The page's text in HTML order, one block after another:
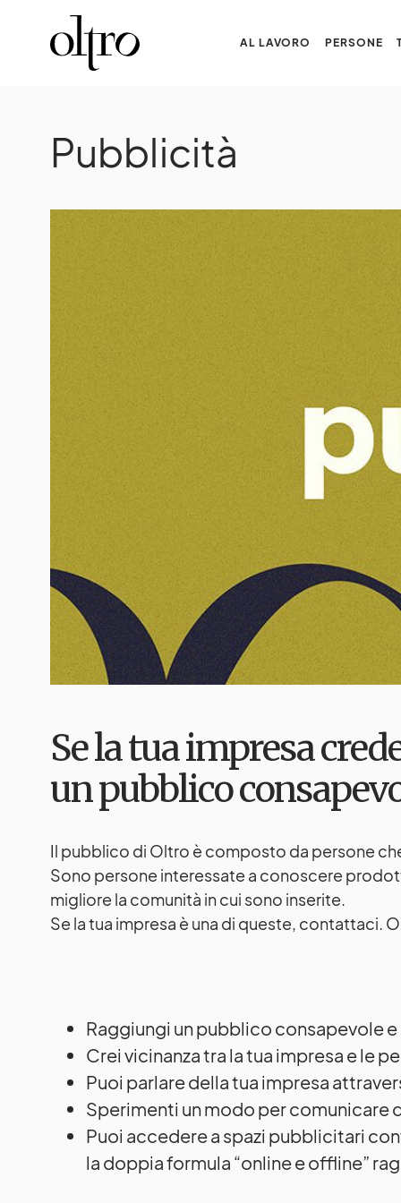
AL LAVORO PERSONE
Pubblicità
Se la tua impresa
un pubblico
Il pubblico di Oltro è composto da persone
Sono persone interessate a conoscere
migliore la comunità in cui sono inserite.
Se la tua impresa è una di queste,
Raggiungi un pubblico consapevole
Crei vicinanza tra la tua impresa e le
Puoi parlare della tua impresa
Sperimenti un modo per comunicare
Puoi accedere a spazi pubblicitari
la doppia formula “online e offline”